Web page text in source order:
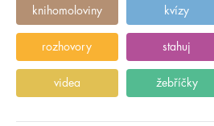
knihomoloviny kvízy
rozhovory stahuj
videa žebříčky